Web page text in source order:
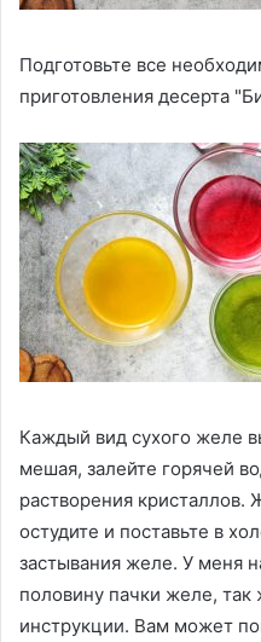
Подготовьте все
приготовления десерта
Каждый вид сухого желе
мешая, залейте горячей
растворения кристаллов.
остудите и поставьте в
застывания желе. У меня
половину пачки желе, так
инструкции. Вам может